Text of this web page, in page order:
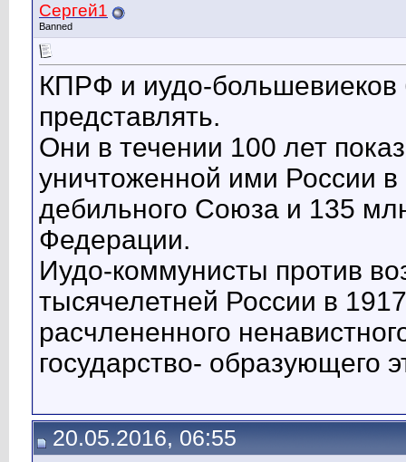
Сергей1
Banned
КПРФ и иудо-большевиеков
представлять.
Они в течении 100 лет
уничтоженной ими России в
дебильного Союза и 135
Федерации.
Иудо-коммунисты против
тысячелетней России в
расчлененного
государство- образующего
20.05.2016, 06:55